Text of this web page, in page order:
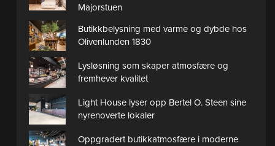
Majorstuen
Butikkbelysning med varme og dybde hos
Olivenlunden 1830
Lysløsning som skaper atmosfære og
fremhever kvalitet
Light House lyser opp Bertel O. Steen sine
nyrenoverte lokaler
Oppgradert butikkatmosfære i moderne